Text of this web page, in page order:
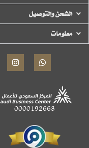
الشحن والتوصيل
معلومات
0000192663